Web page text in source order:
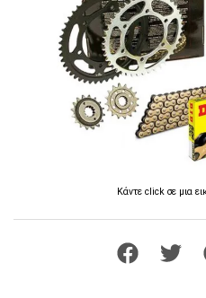
Κάντε click σε μια